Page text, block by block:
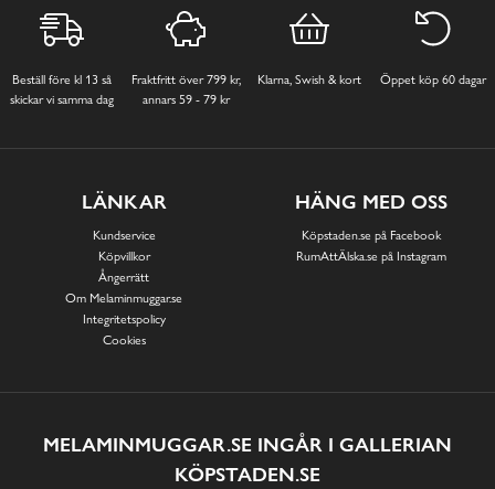
Beställ före kl 13 så
skickar vi samma dag
Fraktfritt över 799 kr,
annars 59 - 79 kr
Klarna, Swish & kort Öppet köp 60 dagar
LÄNKAR
Kundservice
Köpvillkor
Ångerrätt
Om Melaminmuggar.se
Integritetspolicy
Cookies
HÄNG MED OSS
Köpstaden.se på Facebook
RumAttÄlska.se på Instagram
MELAMINMUGGAR.SE INGÅR I GALLERIAN
KÖPSTADEN.SE